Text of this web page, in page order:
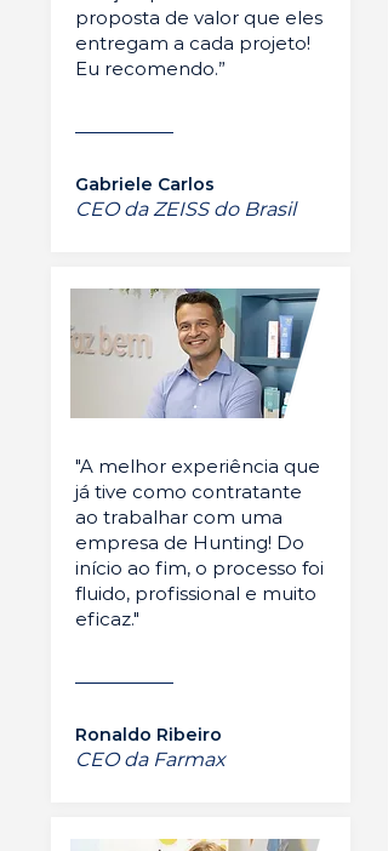
proposta de valor que eles
entregam a cada projeto!
Eu recomendo.”
Gabriele Carlos
CEO da ZEISS do Brasil
"A melhor experiência que
já tive como contratante
ao trabalhar com uma
empresa de Hunting! Do
início ao fim, o processo foi
fluido, profissional e muito
eficaz."
Ronaldo Ribeiro
CEO da Farmax